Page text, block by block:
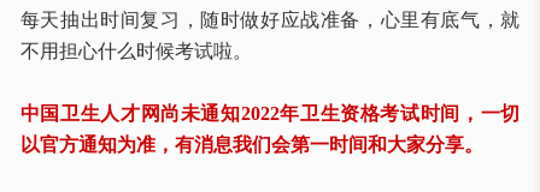
每天抽出时间复习，随时做好应战准备，心里有底气，就
不用担心什么时候考试啦。
中国卫生人才网尚未通知2022年卫生资格考试时间，一切
以官方通知为准，有消息我们会第一时间和大家分享。